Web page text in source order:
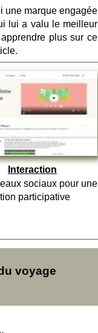
une marque engagée
lui a valu le meilleur
plus sur ce
Interaction
sociaux pour une
participative
voyage